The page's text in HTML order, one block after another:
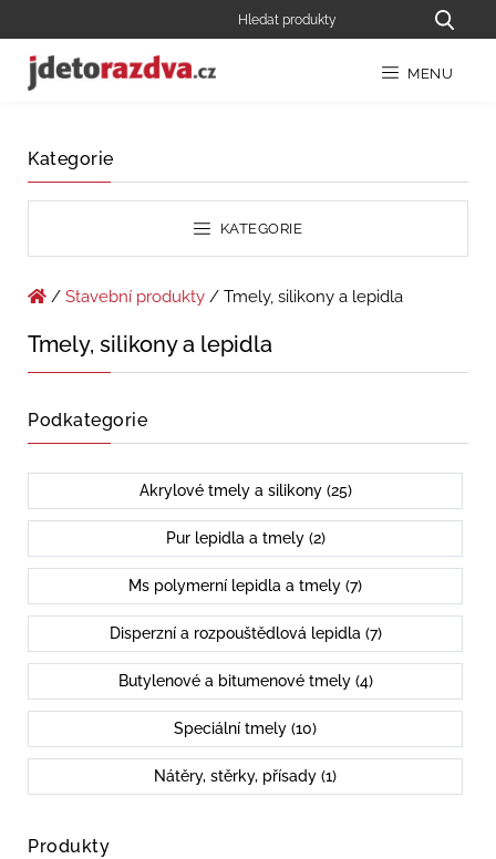
MENU
Kategorie
KATEGORIE
/ Stavební produkty / Tmely, silikony a lepidla
Tmely, silikony a lepidla
Podkategorie
Akrylové tmely a silikony (25)
Pur lepidla a tmely (2)
Ms polymerní lepidla a tmely (7)
Disperzní a rozpouštědlová lepidla (7)
Butylenové a bitumenové tmely (4)
Speciální tmely (10)
Nátěry, stěrky, přísady (1)
Produkty